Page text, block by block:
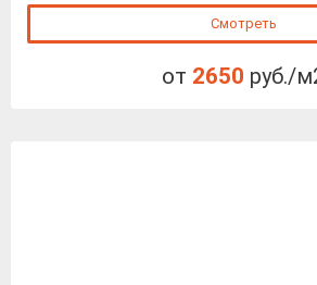
Смотреть
от 2650 руб./